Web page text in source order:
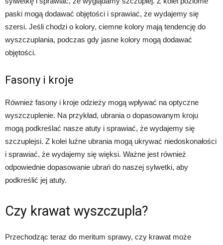
paski mogą dodawać objętości i sprawiać, że wydajemy się
szersi. Jeśli chodzi o kolory, ciemne kolory mają tendencję do
wyszczuplania, podczas gdy jasne kolory mogą dodawać
objętości.
Fasony i kroje
Również fasony i kroje odzieży mogą wpływać na optyczne
wyszczuplenie. Na przykład, ubrania o dopasowanym kroju
mogą podkreślać nasze atuty i sprawiać, że wydajemy się
szczuplejsi. Z kolei luźne ubrania mogą ukrywać niedoskonałości
i sprawiać, że wydajemy się więksi. Ważne jest również
odpowiednie dopasowanie ubrań do naszej sylwetki, aby
podkreślić jej atuty.
Czy krawat wyszczupla?
Przechodząc teraz do meritum sprawy, czy krawat może